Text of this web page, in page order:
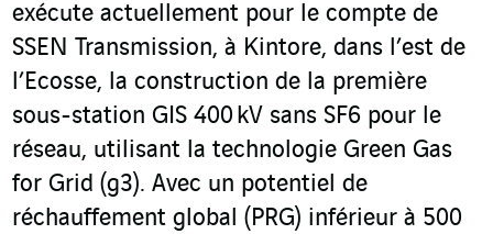
exécute actuellement pour le compte de
SSEN Transmission, à Kintore, dans l’est de
l’Ecosse, la construction de la première
sous-station GIS 400 kV sans SF6 pour le
réseau, utilisant la technologie Green Gas
for Grid (g3). Avec un potentiel de
réchauffement global (PRG) inférieur à 500